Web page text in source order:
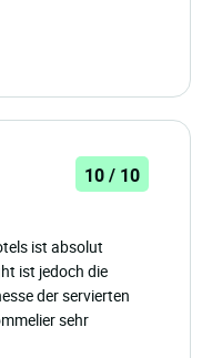
10 / 10
ist absolut
ist jedoch die
der servierten
sehr